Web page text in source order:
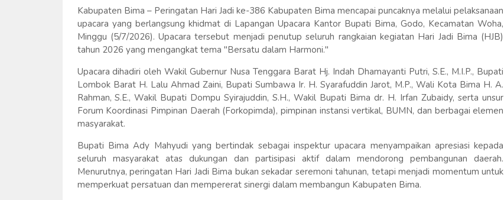
Kabupaten Bima – Peringatan Hari Jadi ke-386 Kabupaten Bima mencapai puncaknya melalui pelaksanaan
upacara yang berlangsung khidmat di Lapangan Upacara Kantor Bupati Bima, Godo, Kecamatan Woha,
Minggu (5/7/2026). Upacara tersebut menjadi penutup seluruh rangkaian kegiatan Hari Jadi Bima (HJB)
tahun 2026 yang mengangkat tema "Bersatu dalam Harmoni."
Upacara dihadiri oleh Wakil Gubernur Nusa Tenggara Barat Hj. Indah Dhamayanti Putri, S.E., M.I.P., Bupati
Lombok Barat H. Lalu Ahmad Zaini, Bupati Sumbawa Ir. H. Syarafuddin Jarot, M.P., Wali Kota Bima H. A.
Rahman, S.E., Wakil Bupati Dompu Syirajuddin, S.H., Wakil Bupati Bima dr. H. Irfan Zubaidy, serta unsur
Forum Koordinasi Pimpinan Daerah (Forkopimda), pimpinan instansi vertikal, BUMN, dan berbagai elemen
masyarakat.
Bupati Bima Ady Mahyudi yang bertindak sebagai inspektur upacara menyampaikan apresiasi kepada
seluruh masyarakat atas dukungan dan partisipasi aktif dalam mendorong pembangunan daerah.
Menurutnya, peringatan Hari Jadi Bima bukan sekadar seremoni tahunan, tetapi menjadi momentum untuk
memperkuat persatuan dan mempererat sinergi dalam membangun Kabupaten Bima.